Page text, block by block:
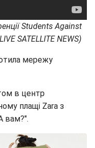
Students Against
SATELLITE NEWS)
мережу
в центр
плащі Zara з
вам?".